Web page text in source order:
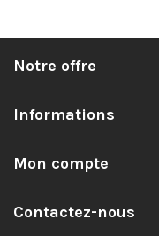
Notre offre
Informations
Mon compte
Contactez-nous